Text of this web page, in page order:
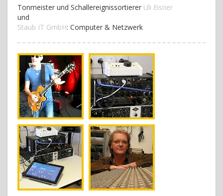
Tonmeister und Schallereignissortierer Uli Eisner
und
Staub IT GmbH: Computer & Netzwerk